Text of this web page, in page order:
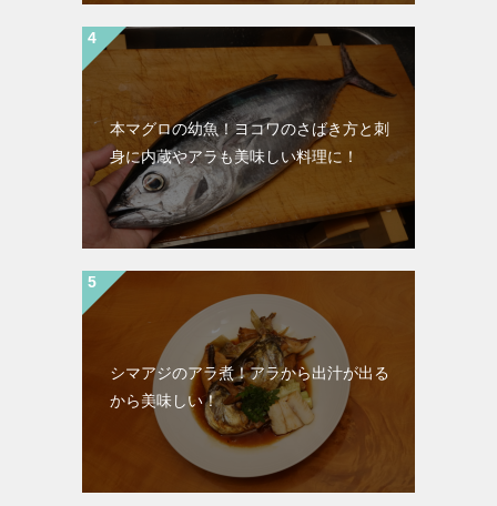
本マグロの幼魚！ヨコワのさばき方と刺
身に内蔵やアラも美味しい料理に！
シマアジのアラ煮！アラから出汁が出る
から美味しい！